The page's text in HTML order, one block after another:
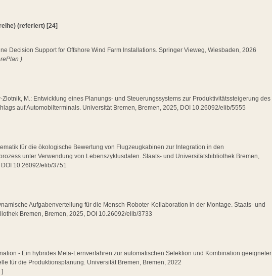
(referiert) [24]
Decision Support for Offshore Wind Farm Installations. Springer Vieweg, Wiesbaden, 2026
)
Zlotnik, M.: Entwicklung eines Planungs- und Steuerungssystems zur Produktivitätssteigerung des
auf Automobilterminals. Universität Bremen, Bremen, 2025, DOI 10.26092/elib/5555
für die ökologische Bewertung von Flugzeugkabinen zur Integration in den
unter Verwendung von Lebenszyklusdaten. Staats- und Universitätsbibliothek Bremen,
10.26092/elib/3751
Aufgabenverteilung für die Mensch-Roboter-Kollaboration in der Montage. Staats- und
Bremen, Bremen, 2025, DOI 10.26092/elib/3733
- Ein hybrides Meta-Lernverfahren zur automatischen Selektion und Kombination geeigneter
für die Produktionsplanung. Universität Bremen, Bremen, 2022
]